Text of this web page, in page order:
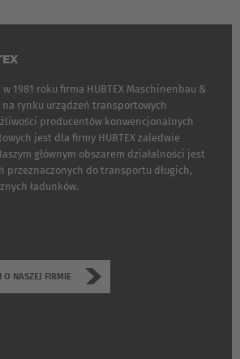
w 1981 roku firma HUBTEX Maschinenbau &
na rynku urządzeń transportowych
producentów konwencjonalnych
jest dla firmy HUBTEX zaledwie
głównym obszarem działalności jest
przeznaczonych do transportu długich,
ładunków.
O NASZEJ FIRMIE